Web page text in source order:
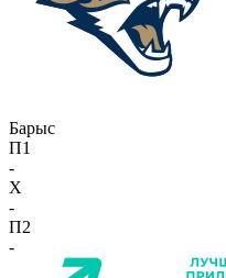
Барыс
П1
-
X
-
П2
-